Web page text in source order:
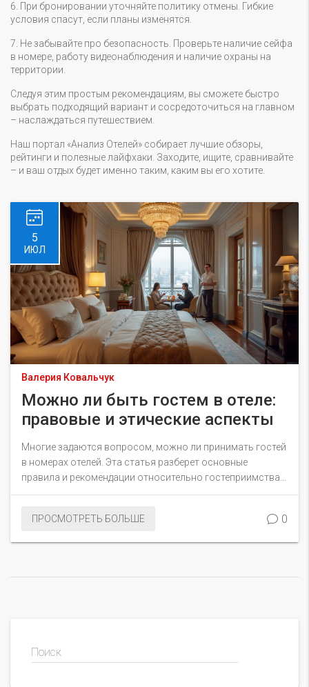
6. При бронировании уточняйте политику отмены. Гибкие
условия спасут, если планы изменятся.
7. Не забывайте про безопасность. Проверьте наличие сейфа
в номере, работу видеонаблюдения и наличие охраны на
территории.
Следуя этим простым рекомендациям, вы сможете быстро
выбрать подходящий вариант и сосредоточиться на главном
– наслаждаться путешествием.
Наш портал «Анализ Отелей» собирает лучшие обзоры,
рейтинги и полезные лайфхаки. Заходите, ищите, сравнивайте
– и ваш отдых будет именно таким, каким вы его хотите.
5
ИЮЛ
Валерия Ковальчук
Можно ли быть гостем в отеле:
правовые и этические аспекты
Многие задаются вопросом, можно ли принимать гостей
в номерах отелей. Эта статья разберет основные
правила и рекомендации относительно гостеприимства в
отелях, пояснит правовые и этические аспекты, а также
гостей.
ПРОСМОТРЕТЬ БОЛЬШЕ 0
Поиск